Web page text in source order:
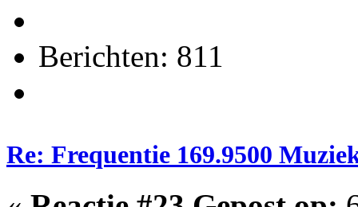
Berichten: 811
Re: Frequentie 169.9500